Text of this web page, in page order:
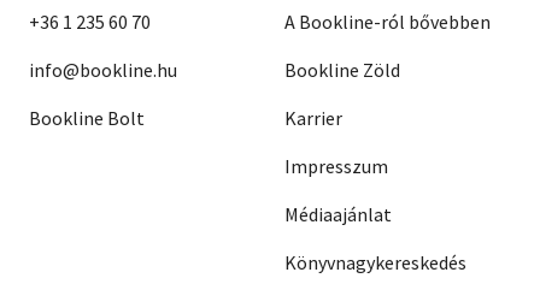
+36 1 235 60 70
info@bookline.hu
Bookline Bolt
A Bookline-ról bővebben
Bookline Zöld
Karrier
Impresszum
Médiaajánlat
Könyvnagykereskedés